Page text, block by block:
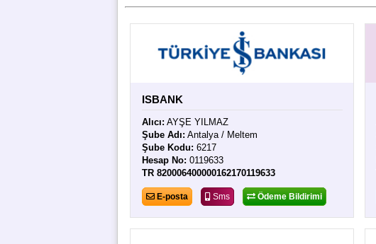
ISBANK
Alıcı: AYŞE YILMAZ
Şube Adı: Antalya / Meltem
Şube Kodu: 6217
Hesap No: 0119633
TR 820006400000162170119633
E-posta Sms Ödeme Bildirimi